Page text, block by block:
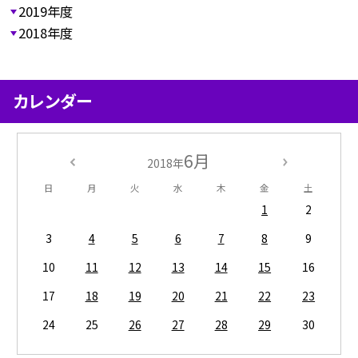
2019年度
2018年度
カレンダー
2018年6月
日 月 火 水 木 金 土
1
2
3
4 5 6 7 8
9
10
11 12 13 14 15
16
17
18 19 20 21 22
23
24
25 26 27 28 29 30